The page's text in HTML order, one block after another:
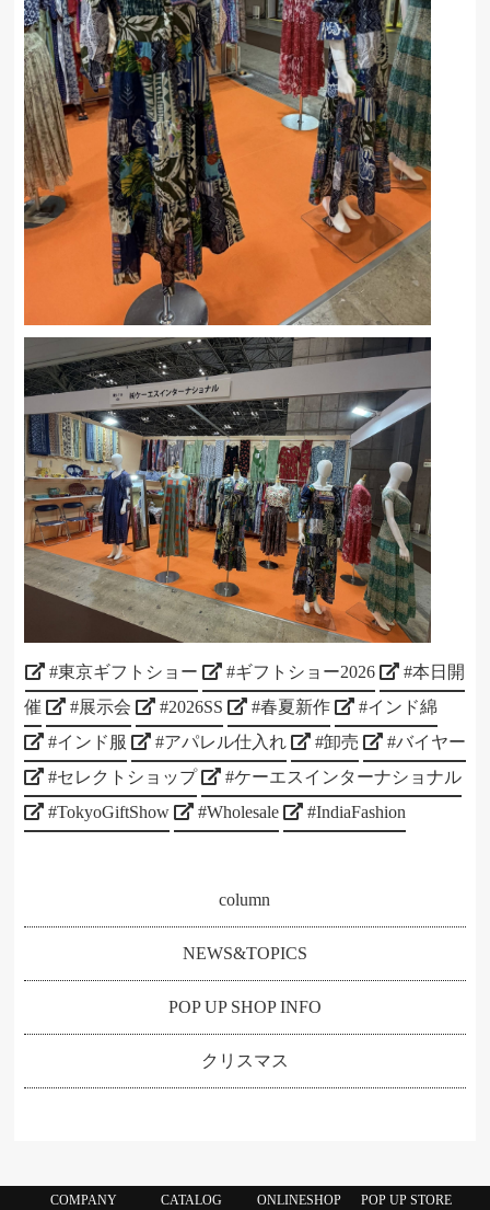
#東京ギフトショー #ギフトショー2026
#本日開
催
#展示会 #2026SS #春夏新作
#インド綿
#インド服
#アパレル仕入れ #卸売
#バイヤー
#セレクトショップ
#ケーエスインターナショナル
#TokyoGiftShow
#Wholesale #IndiaFashion
column
NEWS&TOPICS
POP UP SHOP INFO
クリスマス
COMPANY CATALOG ONLINESHOP POP UP STORE